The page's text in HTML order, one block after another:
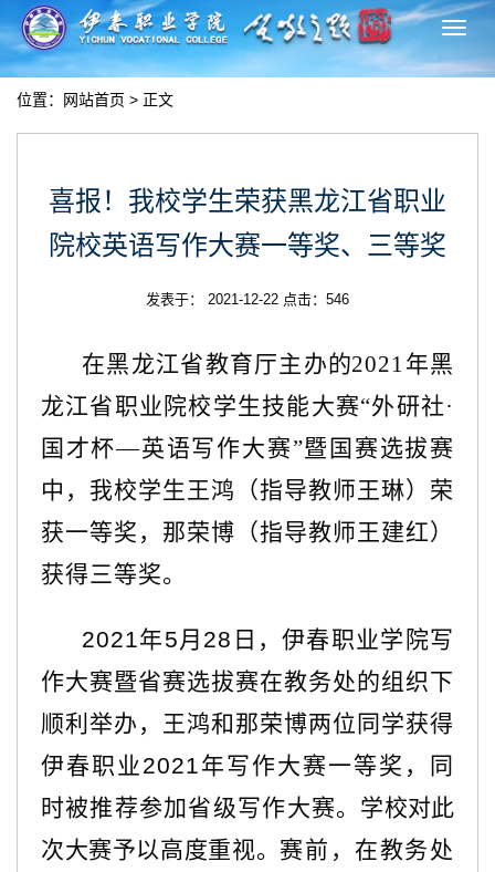
切
换
位置： 网站首页 > 正文
喜报！我校学生荣获黑龙江省职业
院校英语写作大赛一等奖、三等奖
发表于： 2021-12-22 点击： 546
在黑龙江省教育厅主办的2021年黑
龙江省职业院校学生技能大赛“外研社·
国才杯—英语写作大赛”暨国赛选拔赛
中，我校学生王鸿（指导教师王琳）荣
获一等奖，那荣博（指导教师王建红）
获得三等奖。
2021年5月28日，伊春职业学院写
作大赛暨省赛选拔赛在教务处的组织下
顺利举办，王鸿和那荣博两位同学获得
伊春职业2021年写作大赛一等奖，同
时被推荐参加省级写作大赛。 学校对此
次大赛予以高度重视。 赛前，在教务处